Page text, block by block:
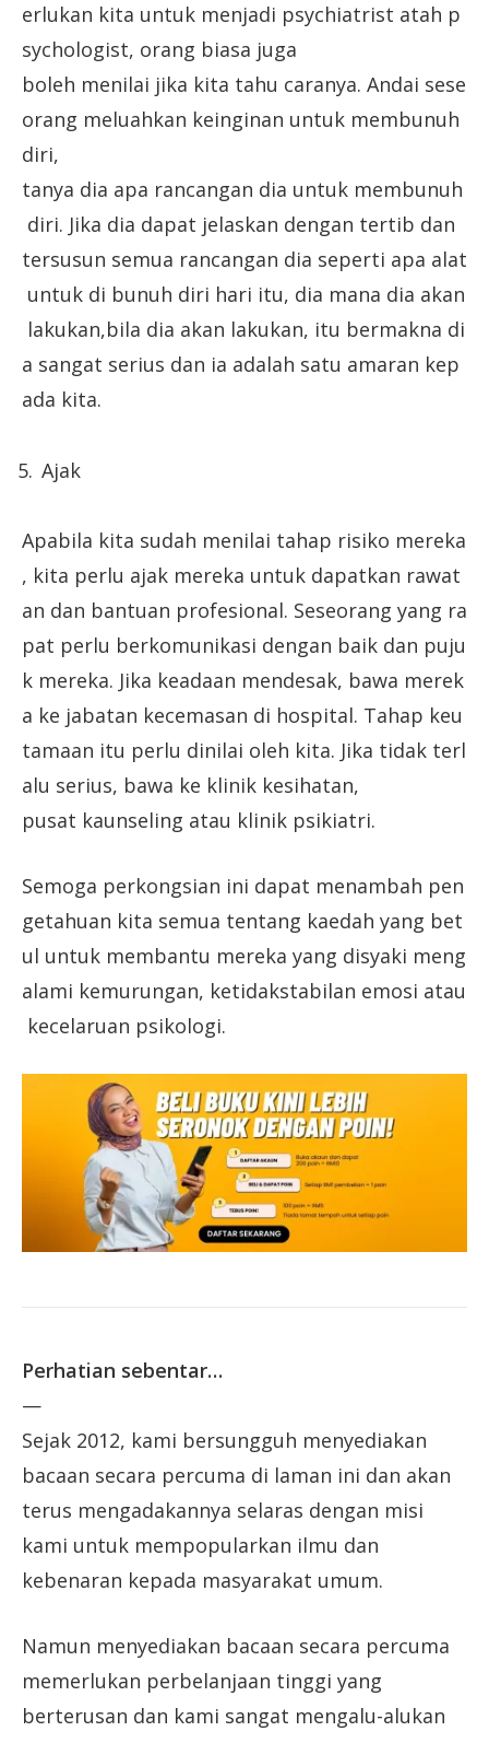
erlukan kita untuk menjadi psychiatrist atah p
sychologist, orang biasa juga
boleh menilai jika kita tahu caranya. Andai sese
orang meluahkan keinginan untuk membunuh
diri,
tanya dia apa rancangan dia untuk membunuh
diri. Jika dia dapat jelaskan dengan tertib dan
tersusun semua rancangan dia seperti apa alat
untuk di bunuh diri hari itu, dia mana dia akan
lakukan,bila dia akan lakukan, itu bermakna di
a sangat serius dan ia adalah satu amaran kep
ada kita.
Ajak
Apabila kita sudah menilai tahap risiko mereka
, kita perlu ajak mereka untuk dapatkan rawat
an dan bantuan profesional. Seseorang yang ra
pat perlu berkomunikasi dengan baik dan puju
k mereka. Jika keadaan mendesak, bawa merek
a ke jabatan kecemasan di hospital. Tahap keu
tamaan itu perlu dinilai oleh kita. Jika tidak terl
alu serius, bawa ke klinik kesihatan,
pusat kaunseling atau klinik psikiatri.
Semoga perkongsian ini dapat menambah pen
getahuan kita semua tentang kaedah yang bet
ul untuk membantu mereka yang disyaki meng
alami kemurungan, ketidakstabilan emosi atau
kecelaruan psikologi.
Perhatian sebentar…
—
Sejak 2012, kami bersungguh menyediakan
bacaan secara percuma di laman ini dan akan
terus mengadakannya selaras dengan misi
kami untuk mempopularkan ilmu dan
kebenaran kepada masyarakat umum.
Namun menyediakan bacaan secara percuma
memerlukan perbelanjaan tinggi yang
berterusan dan kami sangat mengalu-alukan